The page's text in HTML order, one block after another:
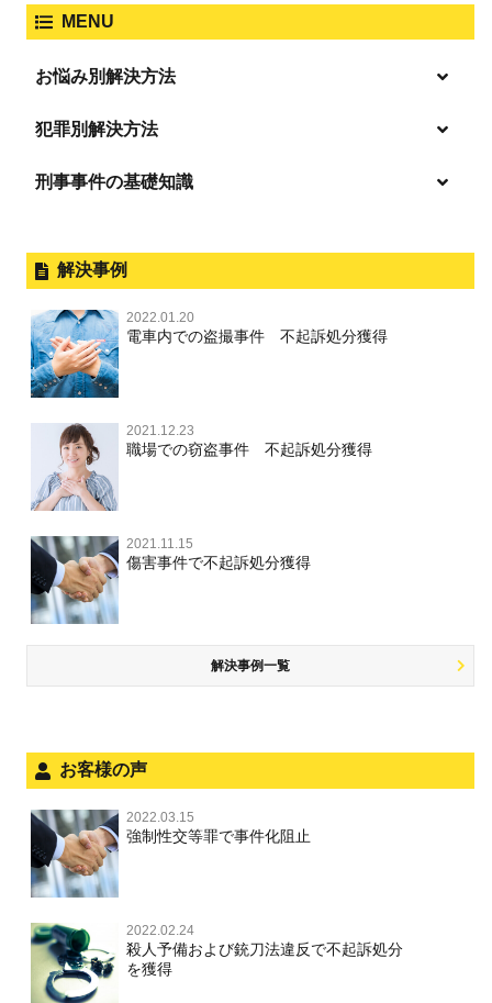
逮捕・監禁
業務妨害
強姦・準強姦
淫行・援助交際
公然わいせつ，わいせつ物頒布，淫
行勧誘罪
児童ポルノ・リベンジポルノ
詐欺
恐喝
危険ドラッグ
ひき逃げ・当て逃げ
危険運転行為等
自転車事故
商標法違反
ストーカー事件
銃刀法違反
風営法・風適法違反
文書偽造・偽造文書行使
不正競争防止法
MENU
お悩み別解決方法
「逮捕」について適切に知ることで不安や悩みを解消する
逮捕後、早急な釈放・保釈を望むときにすべきこと
無実・無罪の証明をしたい
被害者との示談を円満に進めるためには
刑事事件で被疑者を不起訴処分にするには
事件を秘密にするためにとるべき行動とは
自首・出頭の不安や悩みを解消するためには
犯罪別解決方法
事件別－暴力事件
暴行・傷害
殺人
過失致死・過失傷害
脅迫・強要
逮捕・監禁
略取・誘拐・人身売買
器物損壊
業務妨害
公務執行妨害
性犯罪 TOP
痴漢
盗撮，のぞき
不同意わいせつ（旧：強制わいせつ，準強制わいせつ），
監護者わいせつ
不同意性交等・監護者性交等
淫行・援助交際
公然わいせつ罪，わいせつ物頒布罪，淫行勧誘罪
児童ポルノ，リベンジポルノ
風営法・風適法違反
事件別－財産犯
財産犯 TOP
窃盗罪
詐欺罪
恐喝罪
横領・背任
盗品売買・譲り受け等
知的財産と刑事事件
事件別－薬物事件
薬物事件 TOP
覚せい剤
大麻
麻薬及び向精神薬
危険ドラッグ
事件別－交通違反・交通事故
交通違反・交通事故 TOP
人身事故・死亡事故
ひき逃げ・当て逃げ
無免許運転
飲酒運転
その他
その他 TOP
商標法違反
放火・失火
犯罪収益移転防止法違反
ストーカー事件
銃刀法違反
児童虐待・保護責任者遺棄
文書偽造・偽造文書行使
不正競争防止法
住居侵入等
名誉毀損・侮辱
刑事事件の基礎知識
外国人事件の手続きと特色
刑事裁判の概要・手続
公務員の逮捕・刑事事件
控訴・上告
国選弁護士と私選弁護士の違い
裁判員裁判
司法取引・刑事免責
取調べの注意点
少年事件の手続と特色
法人と刑事事件（脱税関係，従業員逮捕，予防法務等）
解決事例
2022.01.20
電車内での盗撮事件 不起訴処分獲得
2021.12.23
職場での窃盗事件 不起訴処分獲得
2021.11.15
傷害事件で不起訴処分獲得
解決事例一覧
お客様の声
2022.03.15
強制性交等罪で事件化阻止
2022.02.24
殺人予備および銃刀法違反で不起訴処分
を獲得